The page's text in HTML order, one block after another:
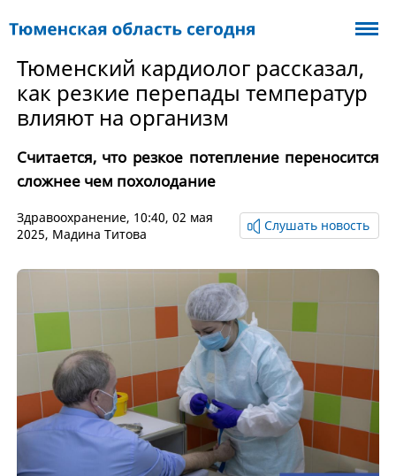
Тюменский кардиолог рассказал,
как резкие перепады температур
влияют на организм
Считается, что резкое потепление переносится
сложнее чем похолодание
Здравоохранение, 10:40, 02 мая
2025, Мадина Титова
Слушать новость